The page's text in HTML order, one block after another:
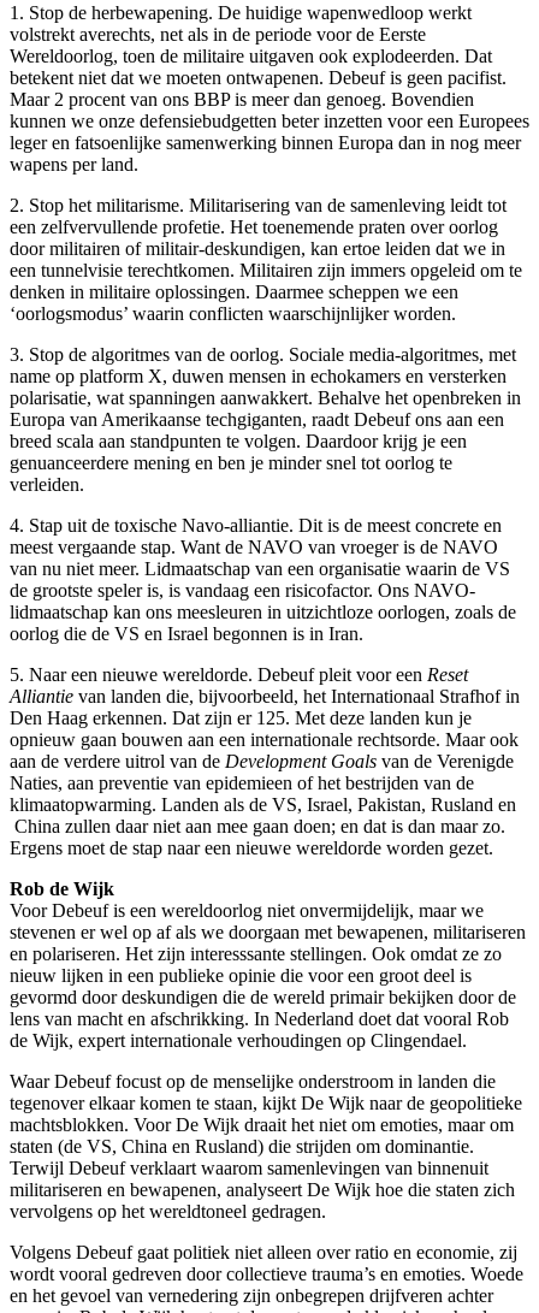
1. Stop de herbewapening. De huidige wapenwedloop werkt
volstrekt averechts, net als in de periode voor de Eerste
Wereldoorlog, toen de militaire uitgaven ook explodeerden. Dat
betekent niet dat we moeten ontwapenen. Debeuf is geen pacifist.
Maar 2 procent van ons BBP is meer dan genoeg. Bovendien
kunnen we onze defensiebudgetten beter inzetten voor een Europees
leger en fatsoenlijke samenwerking binnen Europa dan in nog meer
wapens per land.
2. Stop het militarisme. Militarisering van de samenleving leidt tot
een zelfvervullende profetie. Het toenemende praten over oorlog
door militairen of militair-deskundigen, kan ertoe leiden dat we in
een tunnelvisie terechtkomen. Militairen zijn immers opgeleid om te
denken in militaire oplossingen. Daarmee scheppen we een
‘oorlogsmodus’ waarin conflicten waarschijnlijker worden.
3. Stop de algoritmes van de oorlog. Sociale media-algoritmes, met
name op platform X, duwen mensen in echokamers en versterken
polarisatie, wat spanningen aanwakkert. Behalve het openbreken in
Europa van Amerikaanse techgiganten, raadt Debeuf ons aan een
breed scala aan standpunten te volgen. Daardoor krijg je een
genuanceerdere mening en ben je minder snel tot oorlog te
verleiden.
4. Stap uit de toxische Navo-alliantie. Dit is de meest concrete en
meest vergaande stap. Want de NAVO van vroeger is de NAVO
van nu niet meer. Lidmaatschap van een organisatie waarin de VS
de grootste speler is, is vandaag een risicofactor. Ons NAVO-
lidmaatschap kan ons meesleuren in uitzichtloze oorlogen, zoals de
oorlog die de VS en Israel begonnen is in Iran.
5. Naar een nieuwe wereldorde. Debeuf pleit voor een Reset
Alliantie van landen die, bijvoorbeeld, het Internationaal Strafhof in
Den Haag erkennen. Dat zijn er 125. Met deze landen kun je
opnieuw gaan bouwen aan een internationale rechtsorde. Maar ook
aan de verdere uitrol van de Development Goals van de Verenigde
Naties, aan preventie van epidemieen of het bestrijden van de
klimaatopwarming. Landen als de VS, Israel, Pakistan, Rusland en
China zullen daar niet aan mee gaan doen; en dat is dan maar zo.
Ergens moet de stap naar een nieuwe wereldorde worden gezet.
Rob de Wijk
Voor Debeuf is een wereldoorlog niet onvermijdelijk, maar we
stevenen er wel op af als we doorgaan met bewapenen, militariseren
en polariseren. Het zijn interesssante stellingen. Ook omdat ze zo
nieuw lijken in een publieke opinie die voor een groot deel is
gevormd door deskundigen die de wereld primair bekijken door de
lens van macht en afschrikking. In Nederland doet dat vooral Rob
de Wijk, expert internationale verhoudingen op Clingendael.
Waar Debeuf focust op de menselijke onderstroom in landen die
tegenover elkaar komen te staan, kijkt De Wijk naar de geopolitieke
machtsblokken. Voor De Wijk draait het niet om emoties, maar om
staten (de VS, China en Rusland) die strijden om dominantie.
Terwijl Debeuf verklaart waarom samenlevingen van binnenuit
militariseren en bewapenen, analyseert De Wijk hoe die staten zich
vervolgens op het wereldtoneel gedragen.
Volgens Debeuf gaat politiek niet alleen over ratio en economie, zij
wordt vooral gedreven door collectieve trauma’s en emoties. Woede
en het gevoel van vernedering zijn onbegrepen drijfveren achter